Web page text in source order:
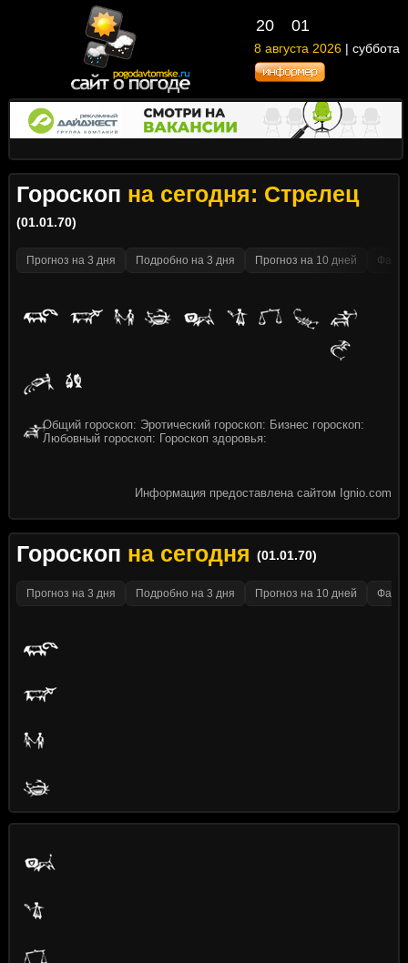
20 01
8 августа 2026 | суббота
Гороскоп на сегодня: Стрелец
(01.01.70)
Прогноз на 3 дня Подробно на 3 дня Прогноз на 10 дней
Общий гороскоп: Эротический гороскоп: Бизнес гороскоп:
Любовный гороскоп: Гороскоп здоровья:
Информация предоставлена сайтом Ignio.com
Гороскоп на сегодня (01.01.70)
Прогноз на 3 дня Подробно на 3 дня Прогноз на 10 дней